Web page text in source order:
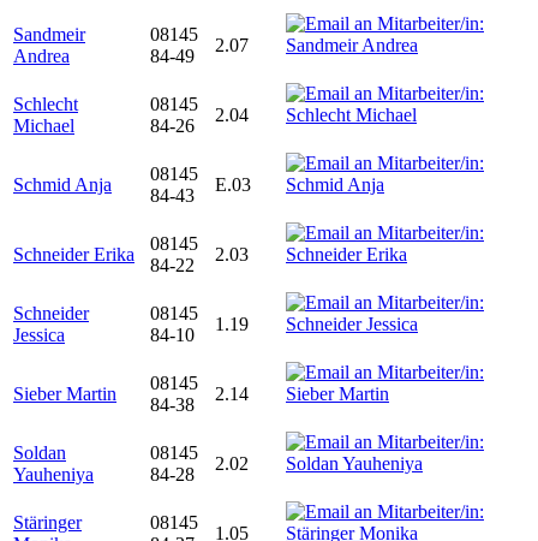
Sandmeir
Andrea
08145
84-49
2.07
Schlecht
Michael
08145
84-26
2.04
Schmid Anja
08145
84-43
E.03
Schneider Erika
08145
84-22
2.03
Schneider
Jessica
08145
84-10
1.19
Sieber Martin
08145
84-38
2.14
Soldan
Yauheniya
08145
84-28
2.02
Stäringer
08145
1.05